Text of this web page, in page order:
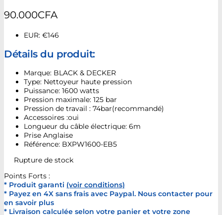
90.000CFA
EUR: €146
Détails du produit:
Marque: BLACK & DECKER
Type: Nettoyeur haute pression
Puissance: 1600 watts
Pression maximale: 125 bar
Pression de travail : 74bar(recommandé)
Accessoires :oui
Longueur du câble électrique: 6m
Prise Anglaise
Référence: BXPW1600-EB5
Rupture de stock
Points Forts :
* Produit garanti (voir conditions)
* Payez en 4X sans frais avec Paypal. Nous contacter pour
en savoir plus
* Livraison calculée selon votre panier et votre zone